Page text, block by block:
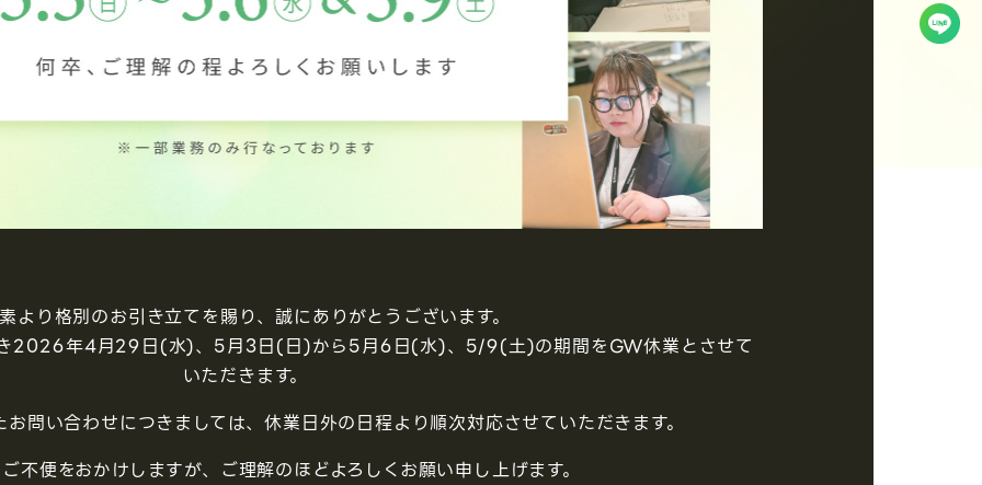
より格別のお引き立てを賜り、誠にありがとうございます。
2026年4月29日(水)、5月3日(日)から5月6日(水)、5/9(土)の期間をGW休業とさせて
いただきます。
問い合わせにつきましては、休業日外の日程より順次対応させていただきます。
不便をおかけしますが、ご理解のほどよろしくお願い申し上げます。